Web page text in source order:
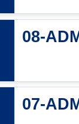
08-
07-